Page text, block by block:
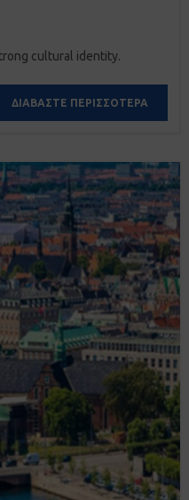
cultural identity.
ΔΙΑΒΆΣΤΕ ΠΕΡΙΣΣΌΤΕΡΑ